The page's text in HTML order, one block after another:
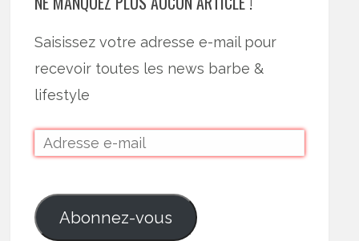
Saisissez votre adresse e-mail pour
recevoir toutes les news barbe &
lifestyle
Abonnez-vous